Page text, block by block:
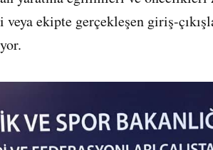
ekipte gerçekleşen giriş-